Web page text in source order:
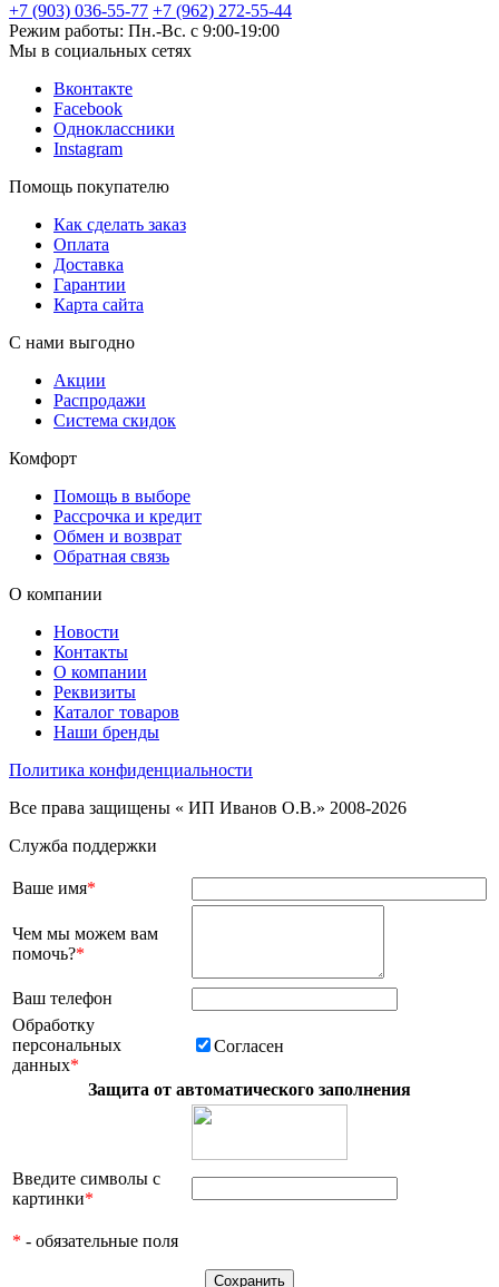
+7 (903) 036-55-77 +7 (962) 272-55-44
Режим работы: Пн.-Вс. с 9:00-19:00
Мы в социальных сетях
Вконтакте
Facebook
Одноклассники
Instagram
Помощь покупателю
Как сделать заказ
Оплата
Доставка
Гарантии
Карта сайта
С нами выгодно
Акции
Распродажи
Система скидок
Комфорт
Помощь в выборе
Рассрочка и кредит
Обмен и возврат
Обратная связь
О компании
Новости
Контакты
О компании
Реквизиты
Каталог товаров
Наши бренды
Политика конфиденциальности
Все права защищены « ИП Иванов О.В.» 2008-2026
Служба поддержки
Ваше имя*
Чем мы можем вам
помочь?*
Ваш телефон
Обработку
персональных
данных*
Согласен
Защита от автоматического заполнения
Введите символы с
картинки*
* - обязательные поля